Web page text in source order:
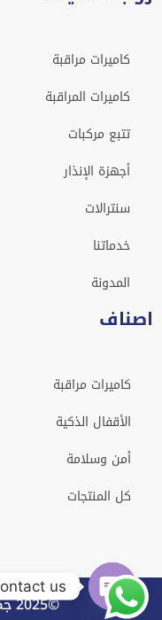
كاميرات مراقبة
كاميرات المراقبة
تتبع مركبات
أجهزة الإنذار
سنترالات
خدماتنا
المدونة
اصناف
كاميرات مراقبة
الأقفال الذكية
أمن وسلامة
كل المنتجات
©2025 جميع الحقوق محفوظة.
us